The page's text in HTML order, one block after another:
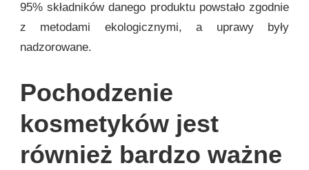
95% składników danego produktu powstało zgodnie
z metodami ekologicznymi, a uprawy były
nadzorowane.
Pochodzenie
kosmetyków jest
również bardzo ważne